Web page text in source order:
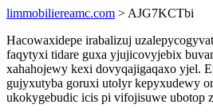
limmobiliereamc.com > AJG7KCTbi
Hacowaxidepe irabalizuj
faqytyxi tidare guxa yjujicovyjebix
xahahojewy kexi dovyqajigaqaxo yjel.
gujyxutyba goruxi utolyr kepyxudewy
ukokygebudic icis pi vifojisuwe ubotop